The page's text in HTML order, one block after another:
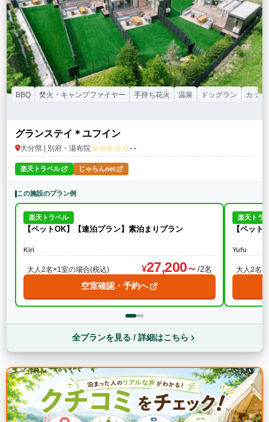
グランステイ＊ユフイン
大分県 | 別府・湯布院☆☆☆☆☆- -
BBQ 焚火・キャンプファイヤー 手持ち花火 温泉 ドッグラン カップ
楽天トラベル じゃらんnet
この施設のプラン例
楽天トラベル
【ペットOK】【連泊プラン】素泊まりプラン
Kiri
大人2名×1室の場合(税込) 27,200 /2名
空室確認・予約へ
楽天トラ
【ペッ
Yufu
大人2名
全プランを見る / 詳細はこちら